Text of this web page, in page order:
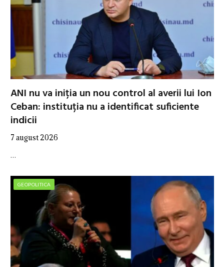
ANI nu va iniția un nou control al averii lui Ion
Ceban: instituția nu a identificat suficiente
indicii
7 august 2026
…
GEOPOLITICA